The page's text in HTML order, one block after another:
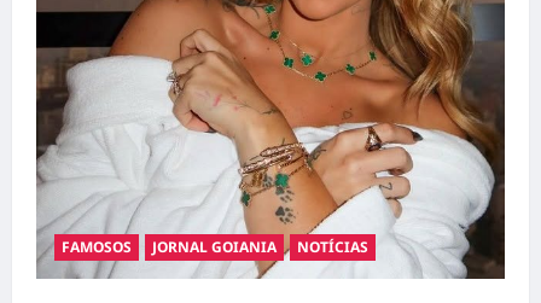
FAMOSOS JORNAL GOIANIA NOTÍCIAS